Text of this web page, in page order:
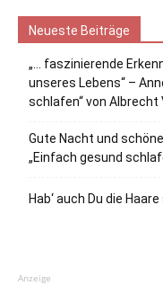
Neueste Beiträge
„… faszinierende
unseres Lebens“ –
schlafen“ von Albrecht
Gute Nacht und
„Einfach gesund
Hab‘ auch Du die
Anzeige